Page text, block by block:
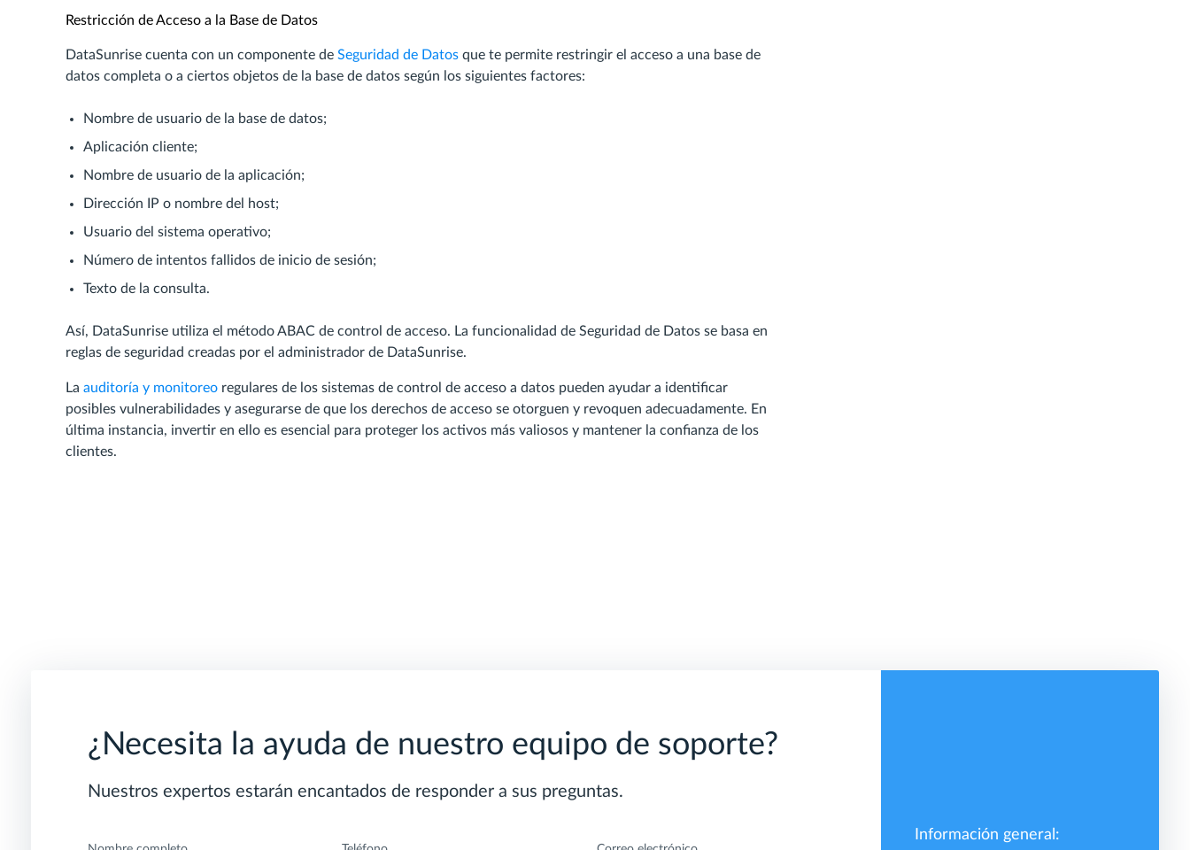
Restricción de Acceso a la Base de Datos
DataSunrise cuenta con un componente de Seguridad de Datos que te permite restringir el acceso a una base de
datos completa o a ciertos objetos de la base de datos según los siguientes factores:
Nombre de usuario de la base de datos;
Aplicación cliente;
Nombre de usuario de la aplicación;
Dirección IP o nombre del host;
Usuario del sistema operativo;
Número de intentos fallidos de inicio de sesión;
Texto de la consulta.
Así, DataSunrise utiliza el método ABAC de control de acceso. La funcionalidad de Seguridad de Datos se basa en
reglas de seguridad creadas por el administrador de DataSunrise.
La auditoría y monitoreo regulares de los sistemas de control de acceso a datos pueden ayudar a identificar
posibles vulnerabilidades y asegurarse de que los derechos de acceso se otorguen y revoquen adecuadamente. En
última instancia, invertir en ello es esencial para proteger los activos más valiosos y mantener la confianza de los
clientes.
¿Necesita la ayuda de nuestro equipo de soporte?
Nuestros expertos estarán encantados de responder a sus preguntas.
Información general: